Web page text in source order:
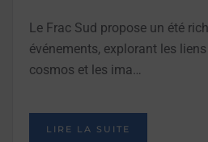
Le Frac Sud propose un été
événements, explorant les
cosmos et les ima…
LIRE LA SUITE